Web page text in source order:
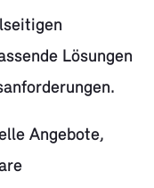
Lösungen
Angebote,